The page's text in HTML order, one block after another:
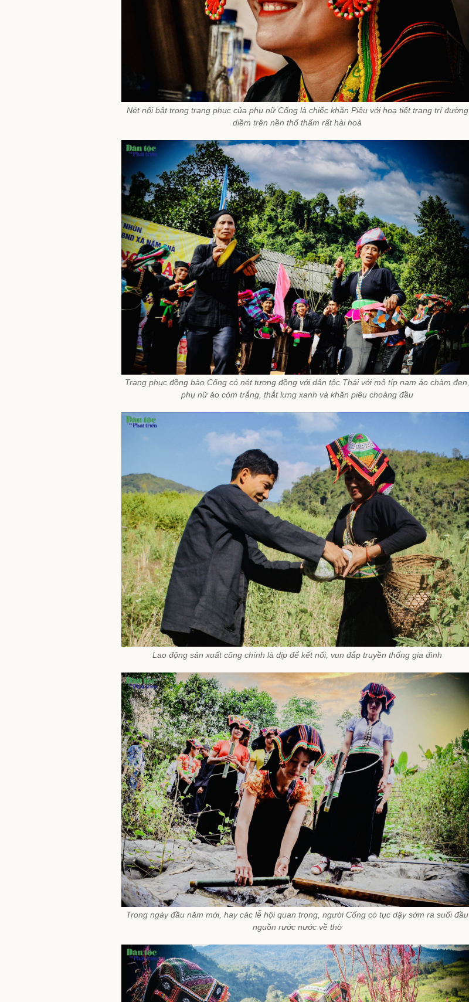
Nét nổi bật trong trang phục của phụ nữ Cống là chiếc khăn Piêu với hoạ tiết trang trí đường
diềm trên nền thổ thẩm rất hài hoà
Trang phục đồng bào Cống có nét tương đồng với dân tộc Thái với mô típ nam áo chàm đen,
phụ nữ áo cóm trắng, thắt lưng xanh và khăn piêu choàng đầu
Lao động sản xuất cũng chính là dịp để kết nối, vun đắp truyền thống gia đình
Trong ngày đầu năm mới, hay các lễ hội quan trọng, người Cống có tục dậy sớm ra suối đầu
nguồn rước nước về thờ